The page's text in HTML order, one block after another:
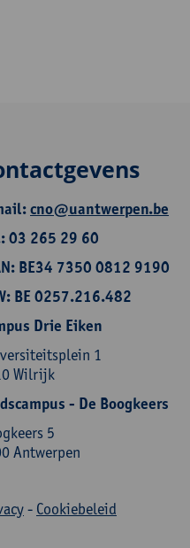
cno@uantwerpen.be
03 265 29 60
BE34 7350 0812 9190
BE 0257.216.482
Drie Eiken
1
Wilrijk
- De Boogkeers
5
Antwerpen
- Cookiebeleid